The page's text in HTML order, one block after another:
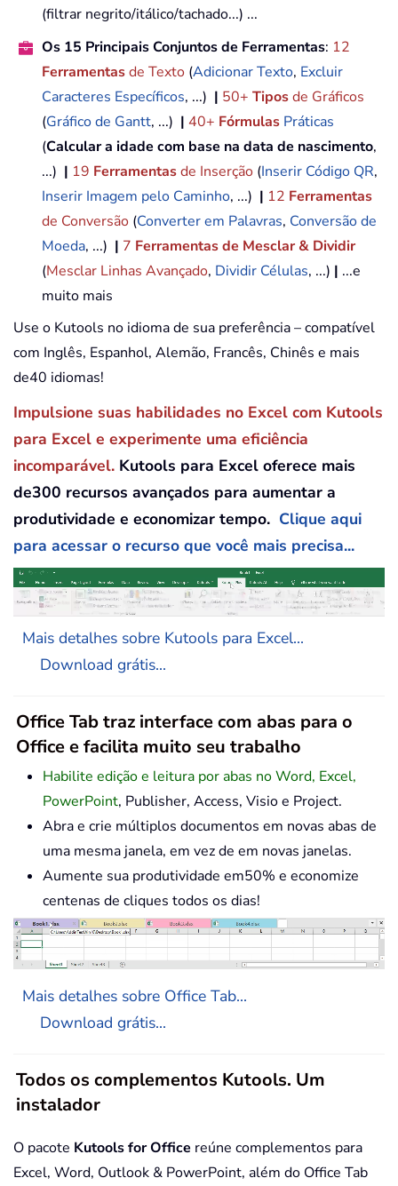
(filtrar negrito/itálico/tachado...) ...
Os 15 Principais Conjuntos de Ferramentas: 12
Ferramentasde Texto (Adicionar Texto, Excluir
Caracteres Específicos, ...) | 50+ Tiposde Gráficos
(Gráfico de Gantt, ...) | 40+ Fórmulas Práticas
(Calcular a idade com base na data de nascimento,
...) | 19 Ferramentasde Inserção (Inserir Código QR,
Inserir Imagem pelo Caminho, ...) | 12 Ferramentas
de Conversão (Converter em Palavras, Conversão de
Moeda, ...) | 7 Ferramentas de Mesclar & Dividir
(Mesclar Linhas Avançado, Dividir Células, ...) | ...e
muito mais
Use o Kutools no idioma de sua preferência – compatível
com Inglês, Espanhol, Alemão, Francês, Chinês e mais
de40 idiomas!
Impulsione suas habilidades no Excel com Kutools
para Excel e experimente uma eficiência
incomparável. Kutools para Excel oferece mais
de300 recursos avançados para aumentar a
produtividade e economizar tempo. Clique aqui
para acessar o recurso que você mais precisa...
Mais detalhes sobre Kutools para Excel...
Download grátis...
Office Tab traz interface com abas para o
Office e facilita muito seu trabalho
Habilite edição e leitura por abas no Word, Excel,
PowerPoint, Publisher, Access, Visio e Project.
Abra e crie múltiplos documentos em novas abas de
uma mesma janela, em vez de em novas janelas.
Aumente sua produtividade em50% e economize
centenas de cliques todos os dias!
Mais detalhes sobre Office Tab...
Download grátis...
Todos os complementos Kutools. Um
instalador
O pacote Kutools for Office reúne complementos para
Excel, Word, Outlook & PowerPoint, além do Office Tab